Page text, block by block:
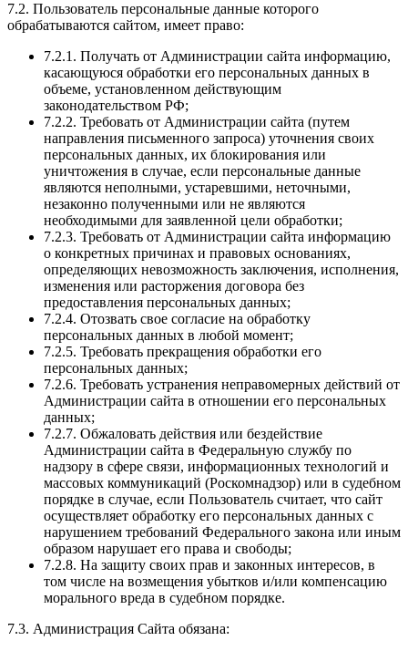
7.2. Пользователь персональные данные которого
обрабатываются сайтом, имеет право:
7.2.1. Получать от Администрации сайта информацию,
касающуюся обработки его персональных данных в
объеме, установленном действующим
законодательством РФ;
7.2.2. Требовать от Администрации сайта (путем
направления письменного запроса) уточнения своих
персональных данных, их блокирования или
уничтожения в случае, если персональные данные
являются неполными, устаревшими, неточными,
незаконно полученными или не являются
необходимыми для заявленной цели обработки;
7.2.3. Требовать от Администрации сайта информацию
о конкретных причинах и правовых основаниях,
определяющих невозможность заключения, исполнения,
изменения или расторжения договора без
предоставления персональных данных;
7.2.4. Отозвать свое согласие на обработку
персональных данных в любой момент;
7.2.5. Требовать прекращения обработки его
персональных данных;
7.2.6. Требовать устранения неправомерных действий от
Администрации сайта в отношении его персональных
данных;
7.2.7. Обжаловать действия или бездействие
Администрации сайта в Федеральную службу по
надзору в сфере связи, информационных технологий и
массовых коммуникаций (Роскомнадзор) или в судебном
порядке в случае, если Пользователь считает, что сайт
осуществляет обработку его персональных данных с
нарушением требований Федерального закона или иным
образом нарушает его права и свободы;
7.2.8. На защиту своих прав и законных интересов, в
том числе на возмещения убытков и/или компенсацию
морального вреда в судебном порядке.
7.3. Администрация Сайта обязана: